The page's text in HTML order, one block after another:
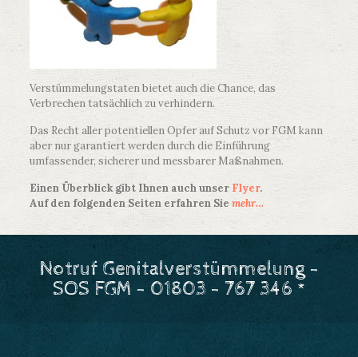
Verstümmelungstaten bietet auch die Chance, das
Verbrechen tatsächlich zu verhindern.
Das Recht aller potentiellen Opfer auf Schutz vor FGM kann
aber nur garantiert werden durch die Einführung
umfassender, sicherer und messbarer Maßnahmen.
Einen Überblick gibt Ihnen auch unser Flyer.
Auf den folgenden Seiten erfahren Sie mehr…
Notruf Genitalverstümmelung -
SOS FGM - 01803 - 767 346 *